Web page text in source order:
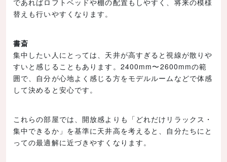
替えも行いやすくなります。
書斎
集中したい人にとっては、天井が高すぎると視線が散りや
すいと感じることもあります。2400mm〜2600mmの範
囲で、自分が心地よく感じる方をモデルルームなどで体感
して決めると安心です。
これらの部屋では、開放感よりも「どれだけリラックス・
集中できるか」を基準に天井高を考えると、自分たちにと
っての最適解に近づきやすくなります。